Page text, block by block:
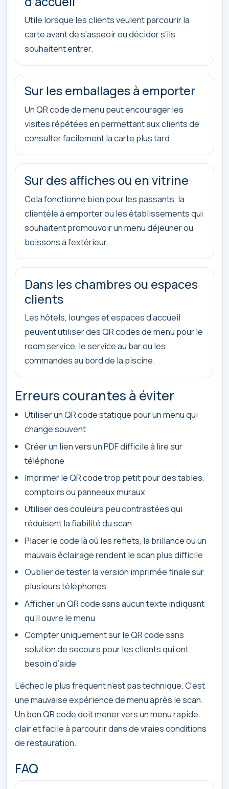
Utile lorsque les clients veulent parcourir la
carte avant de s’asseoir ou décider s’ils
souhaitent entrer.
Sur les emballages à emporter
Un QR code de menu peut encourager les
visites répétées en permettant aux clients de
consulter facilement la carte plus tard.
Sur des affiches ou en vitrine
Cela fonctionne bien pour les passants, la
clientèle à emporter ou les établissements qui
souhaitent promouvoir un menu déjeuner ou
boissons à l’extérieur.
Dans les chambres ou espaces
clients
Les hôtels, lounges et espaces d’accueil
peuvent utiliser des QR codes de menu pour le
room service, le service au bar ou les
commandes au bord de la piscine.
Erreurs courantes à éviter
Utiliser un QR code statique pour un menu qui
change souvent
Créer un lien vers un PDF difficile à lire sur
téléphone
Imprimer le QR code trop petit pour des tables,
comptoirs ou panneaux muraux
Utiliser des couleurs peu contrastées qui
réduisent la fiabilité du scan
Placer le code là où les reflets, la brillance ou un
mauvais éclairage rendent le scan plus difficile
Oublier de tester la version imprimée finale sur
plusieurs téléphones
Afficher un QR code sans aucun texte indiquant
qu’il ouvre le menu
Compter uniquement sur le QR code sans
solution de secours pour les clients qui ont
besoin d’aide
L’échec le plus fréquent n’est pas technique. C’est
une mauvaise expérience de menu après le scan.
Un bon QR code doit mener vers un menu rapide,
clair et facile à parcourir dans de vraies conditions
de restauration.
FAQ